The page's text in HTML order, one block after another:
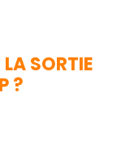
LA SORTIE
?